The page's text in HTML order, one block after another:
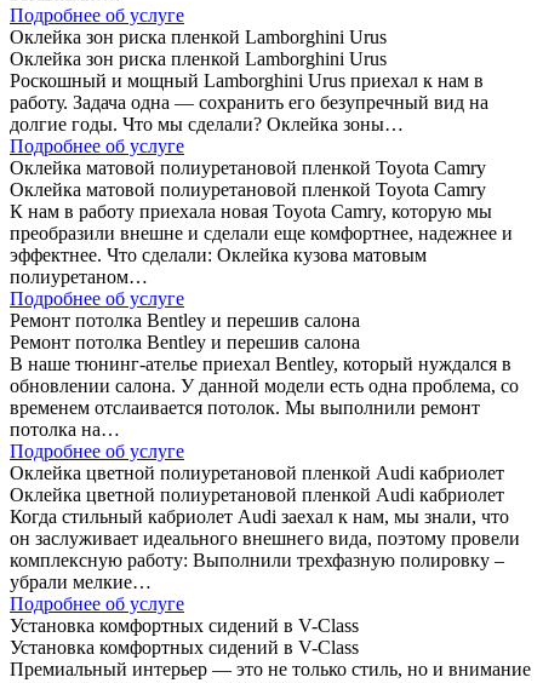
Подробнее об услуге
Оклейка зон риска пленкой Lamborghini Urus
Оклейка зон риска пленкой Lamborghini Urus
Роскошный и мощный Lamborghini Urus приехал к нам в
работу. Задача одна — сохранить его безупречный вид на
долгие годы. Что мы сделали? Оклейка зоны…
Подробнее об услуге
Оклейка матовой полиуретановой пленкой Toyota Camry
Оклейка матовой полиуретановой пленкой Toyota Camry
К нам в работу приехала новая Toyota Camry, которую мы
преобразили внешне и сделали еще комфортнее, надежнее и
эффектнее. Что сделали: Оклейка кузова матовым
полиуретаном…
Подробнее об услуге
Ремонт потолка Bentley и перешив салона
Ремонт потолка Bentley и перешив салона
В наше тюнинг-ателье приехал Bentley, который нуждался в
обновлении салона. У данной модели есть одна проблема, со
временем отслаивается потолок. Мы выполнили ремонт
потолка на…
Подробнее об услуге
Оклейка цветной полиуретановой пленкой Audi кабриолет
Оклейка цветной полиуретановой пленкой Audi кабриолет
Когда стильный кабриолет Audi заехал к нам, мы знали, что
он заслуживает идеального внешнего вида, поэтому провели
комплексную работу: Выполнили трехфазную полировку –
убрали мелкие…
Подробнее об услуге
Установка комфортных сидений в V-Class
Установка комфортных сидений в V-Class
Премиальный интерьер — это не только стиль, но и внимание